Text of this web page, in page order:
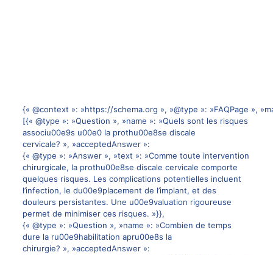
{« @context »: »https://schema.org », »@type »: »FAQPage »,
[{« @type »: »Question », »name »: »Quels sont les risques
associu00e9s u00e0 la prothu00e8se discale
cervicale? », »acceptedAnswer »:
{« @type »: »Answer », »text »: »Comme toute intervention
chirurgicale, la prothu00e8se discale cervicale comporte
quelques risques. Les complications potentielles incluent
l’infection, le du00e9placement de l’implant, et des
douleurs persistantes. Une u00e9valuation rigoureuse
permet de minimiser ces risques. »}},
{« @type »: »Question », »name »: »Combien de temps
dure la ru00e9habilitation apru00e8s la
chirurgie? », »acceptedAnswer »: